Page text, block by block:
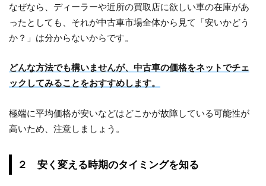
なぜなら、ディーラーや近所の買取店に欲しい車の在庫があ
ったとしても、それが中古車市場全体から見て「安いかどう
か？」は分からないからです。
どんな方法でも構いませんが、中古車の価格をネットでチェ
ックしてみることをおすすめします。
極端に平均価格が安いなどはどこかが故障している可能性が
高いため、注意しましょう。
２ 安く変える時期のタイミングを知る